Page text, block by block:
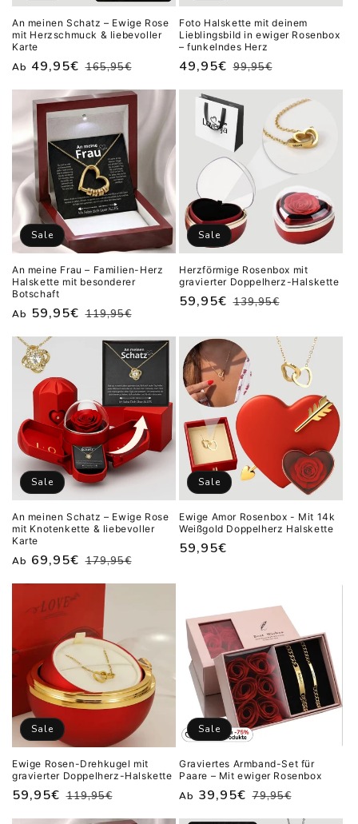
An meinen Schatz – Ewige Rose
mit Herzschmuck & liebevoller
Karte
Normaler
Preis
165,95€
Verkaufspreis
Ab 49,95€
Foto Halskette mit deinem
Lieblingsbild in ewiger Rosenbox
– funkelndes Herz
Normaler
Preis
99,95€
Verkaufspreis
49,95€
Sale
An meine Frau – Familien-Herz
Halskette mit besonderer
Botschaft
Normaler
Preis
119,95€
Verkaufspreis
Ab 59,95€
Sale
Herzförmige Rosenbox mit
gravierter Doppelherz-Halskette
Normaler139,95€
Verkaufspreis
59,95€
Sale
An meinen Schatz – Ewige Rose
mit Knotenkette & liebevoller
Karte
Normaler
Preis
179,95€
Verkaufspreis
Ab 69,95€
Sale
Ewige Amor Rosenbox - Mit 14k
Weißgold Doppelherz Halskette
Verkaufspreis
59,95€
Sale
Ewige Rosen-Drehkugel mit
gravierter Doppelherz-Halskette
Normaler
Preis
119,95€
Verkaufspreis
59,95€
Sale
Graviertes Armband-Set für
Paare – Mit ewiger Rosenbox
Normaler
Preis
79,95€
Verkaufspreis
Ab 39,95€